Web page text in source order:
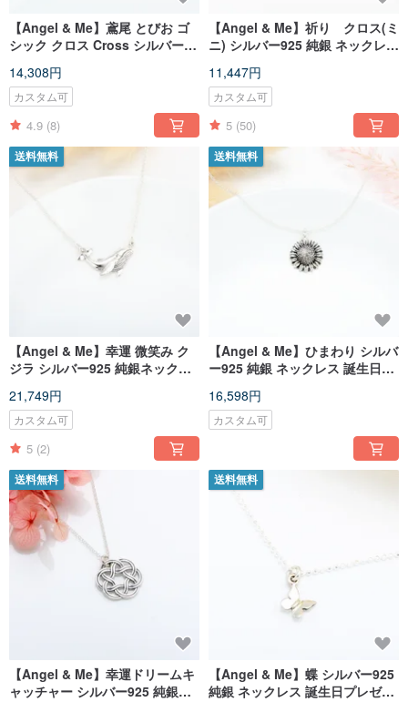
【Angel & Me】鳶尾 とびお ゴ
シック クロス Cross シルバー
ゼント バレンタインデー クリス
マスプレゼント
14,308円
カスタム可
4.9 (8)
【Angel & Me】祈り クロス(ミ
ニ) シルバー925 純銀 ネックレス
ンタインデー クリスマスプレ
ゼント
11,447円
カスタム可
5 (50)
送料無料
【Angel & Me】幸運 微笑み ク
ジラ シルバー925 純銀ネックレ
日プレゼント
21,749円
カスタム可
5 (2)
送料無料
【Angel & Me】ひまわり シルバ
ー925 純銀 ネックレス 誕生日プ
日 クリスマス プレゼント
16,598円
カスタム可
送料無料
【Angel & Me】幸運ドリームキ
ャッチャー シルバー925 純銀
送料無料
【Angel & Me】蝶 シルバー925
純銀 ネックレス 誕生日プレゼン